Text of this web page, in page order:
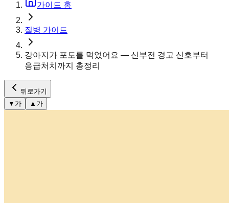
가이드 홈
질병 가이드
강아지가 포도를 먹었어요 — 신부전 경고 신호부터
응급처치까지 총정리
뒤로가기
▼ 가 ▲ 가